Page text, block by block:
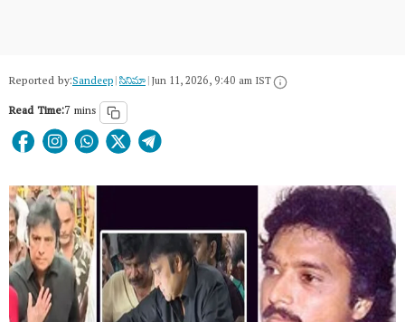
Reported by:Sandeep|సినిమా|Jun 11, 2026, 9:40 am IST
Read Time:7 mins